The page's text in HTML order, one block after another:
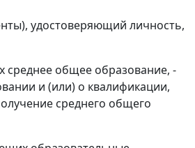
удостоверяющий личность,
среднее общее образование, -
и (или) о квалификации,
среднего общего